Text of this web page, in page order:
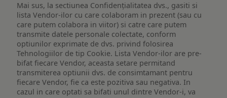
Mai sus, la sectiunea Confidențialitatea dvs., gasiti si
lista Vendor-ilor cu care colaboram in prezent (sau cu
care putem colabora in viitor) si catre care putem
transmite datele personale colectate, conform
optiunilor exprimate de dvs. privind folosirea
Tehnologiilor de tip Cookie. Lista Vendor-ilor are pre-
bifat fiecare Vendor, aceasta setare permitand
transmiterea optiunii dvs. de consimtamant pentru
fiecare Vendor, fie ca este pozitiva sau negativa. In
cazul in care optati sa bifati unul dintre Vendor-i, va